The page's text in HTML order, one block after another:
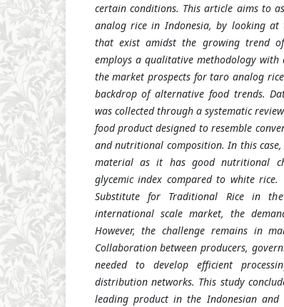
certain conditions. This article aims to
analog rice in Indonesia, by looking at
that exist amidst the growing trend
employs a qualitative methodology with
the market prospects for taro analog
backdrop of alternative food trends.
was collected through a systematic
food product designed to resemble
and nutritional composition. In this
material as it has good nutritional
glycemic index compared to white
Substitute for Traditional Rice in
international scale market, the
However, the challenge remains in
Collaboration between producers,
needed to develop efficient
distribution networks. This study
leading product in the Indonesian